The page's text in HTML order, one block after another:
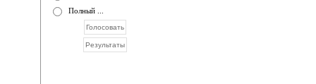
Полный ...